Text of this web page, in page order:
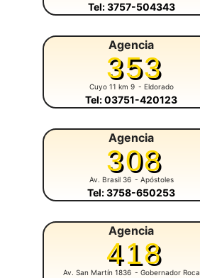
Tel: 3757-504343
Agencia
353
Cuyo 11 km 9 - Eldorado
Tel: 03751-420123
Agencia
308
Av. Brasil 36 - Apóstoles
Tel: 3758-650253
Agencia
418
Av. San Martín 1836 - Gobernador Roca